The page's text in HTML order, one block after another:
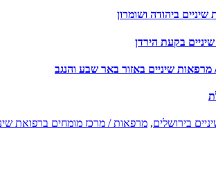
ביהודה ושומרון
בקעת הירדן
מרפאות שיניים באזור באר שבע והנגב
בירושלים, מרפאות / מרכז מומחים ברפואת